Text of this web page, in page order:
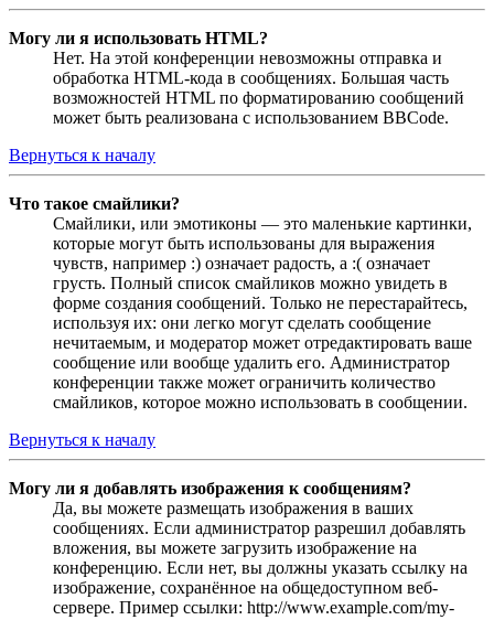
Могу ли я использовать HTML?
Нет. На этой конференции невозможны отправка и
обработка HTML-кода в сообщениях. Большая часть
возможностей HTML по форматированию сообщений
может быть реализована с использованием BBCode.
Вернуться к началу
Что такое смайлики?
Смайлики, или эмотиконы — это маленькие картинки,
которые могут быть использованы для выражения
чувств, например :) означает радость, а :( означает
грусть. Полный список смайликов можно увидеть в
форме создания сообщений. Только не перестарайтесь,
используя их: они легко могут сделать сообщение
нечитаемым, и модератор может отредактировать ваше
сообщение или вообще удалить его. Администратор
конференции также может ограничить количество
смайликов, которое можно использовать в сообщении.
Вернуться к началу
Могу ли я добавлять изображения к сообщениям?
Да, вы можете размещать изображения в ваших
сообщениях. Если администратор разрешил добавлять
вложения, вы можете загрузить изображение на
конференцию. Если нет, вы должны указать ссылку на
изображение, сохранённое на общедоступном веб-
сервере. Пример ссылки: http://www.example.com/my-